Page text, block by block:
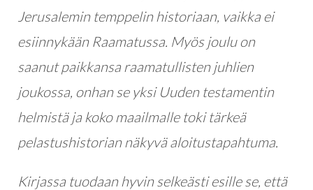
Jerusalemin temppelin historiaan, vaikka ei
esiinnykään Raamatussa. Myös joulu on
saanut paikkansa raamatullisten juhlien
joukossa, onhan se yksi Uuden testamentin
helmistä ja koko maailmalle toki tärkeä
pelastushistorian näkyvä aloitustapahtuma.
Kirjassa tuodaan hyvin selkeästi esille se, että